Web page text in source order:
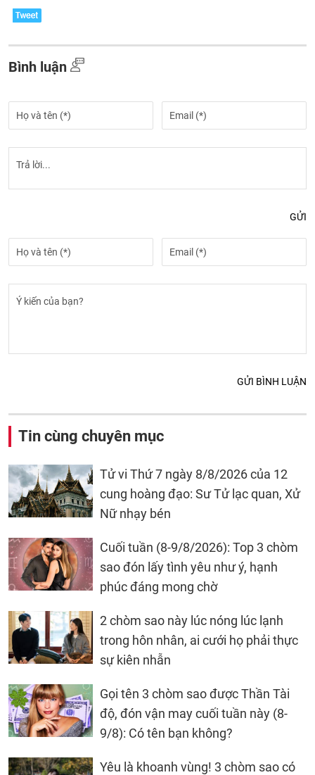
Bình luận
GỬI
GỬI BÌNH LUẬN
Tin cùng chuyên mục
Tử vi Thứ 7 ngày 8/8/2026 của 12
cung hoàng đạo: Sư Tử lạc quan, Xử
Nữ nhạy bén
Cuối tuần (8-9/8/2026): Top 3 chòm
sao đón lấy tình yêu như ý, hạnh
phúc đáng mong chờ
2 chòm sao này lúc nóng lúc lạnh
trong hôn nhân, ai cưới họ phải thực
sự kiên nhẫn
Gọi tên 3 chòm sao được Thần Tài
độ, đón vận may cuối tuần này (8-
9/8): Có tên bạn không?
Yêu là khoanh vùng! 3 chòm sao có